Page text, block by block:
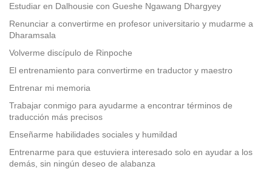
Estudiar en Dalhousie con Gueshe Ngawang Dhargyey
Renunciar a convertirme en profesor universitario y mudarme a
Dharamsala
Volverme discípulo de Rinpoche
El entrenamiento para convertirme en traductor y maestro
Entrenar mi memoria
Trabajar conmigo para ayudarme a encontrar términos de
traducción más precisos
Enseñarme habilidades sociales y humildad
Entrenarme para que estuviera interesado solo en ayudar a los
demás, sin ningún deseo de alabanza